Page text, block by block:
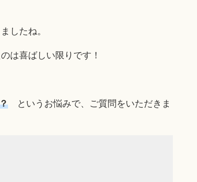
したね。
は喜ばしい限りです！
というお悩みで、ご質問をいただきま